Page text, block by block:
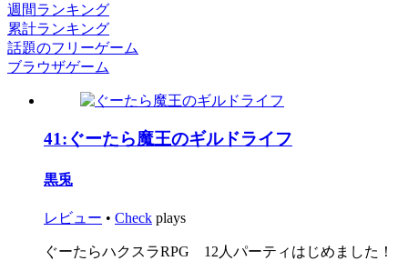
週間ランキング
累計ランキング
話題のフリーゲーム
ブラウザゲーム
41: ぐーたら魔王のギルドライフ
黒兎
レビュー • Check plays
ぐーたらハクスラRPG 12人パーティはじめました！